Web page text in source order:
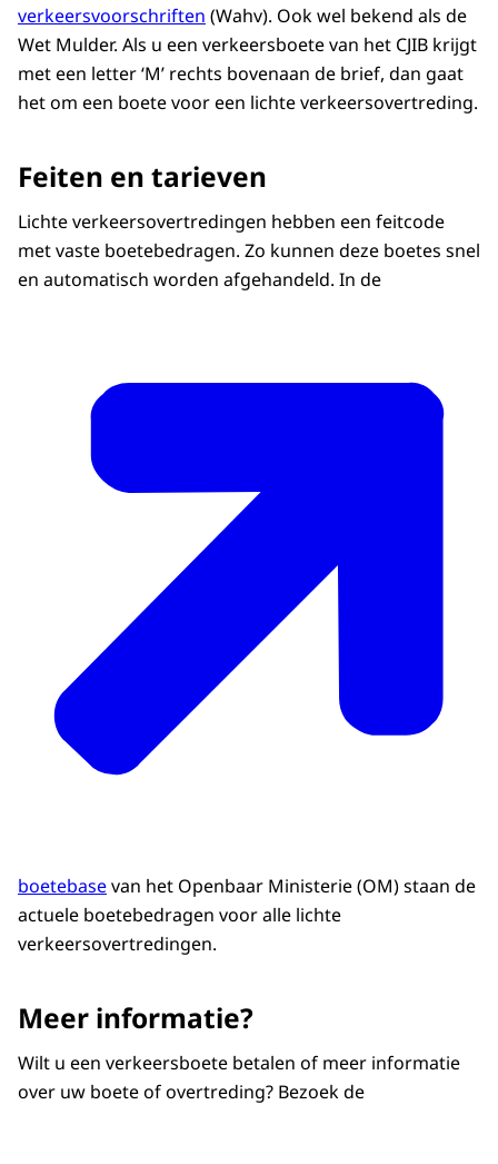
verkeersvoorschriften (Wahv). Ook wel bekend als de
Wet Mulder. Als u een verkeersboete van het CJIB krijgt
met een letter ‘M’ rechts bovenaan de brief, dan gaat
het om een boete voor een lichte verkeersovertreding.
Feiten en tarieven
Lichte verkeersovertredingen hebben een feitcode
met vaste boetebedragen. Zo kunnen deze boetes snel
en automatisch worden afgehandeld. In de
boetebasevan het Openbaar Ministerie (OM) staan de
actuele boetebedragen voor alle lichte
verkeersovertredingen.
Meer informatie?
Wilt u een verkeersboete betalen of meer informatie
over uw boete of overtreding? Bezoek de